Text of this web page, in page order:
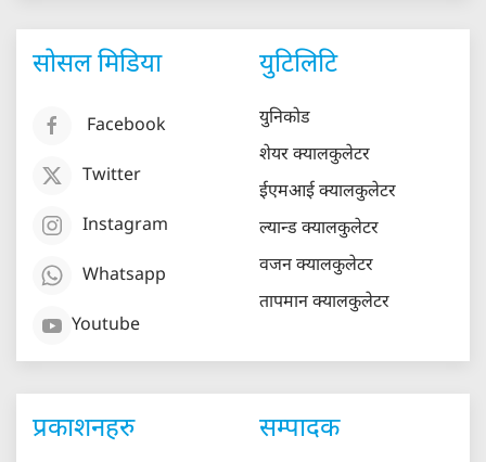
सोसल मिडिया
Facebook
Twitter
Instagram
Whatsapp
Youtube
युटिलिटि
युनिकोड
शेयर क्यालकुलेटर
ईएमआई क्यालकुलेटर
ल्यान्ड क्यालकुलेटर
वजन क्यालकुलेटर
तापमान क्यालकुलेटर
प्रकाशनहरु सम्पादक